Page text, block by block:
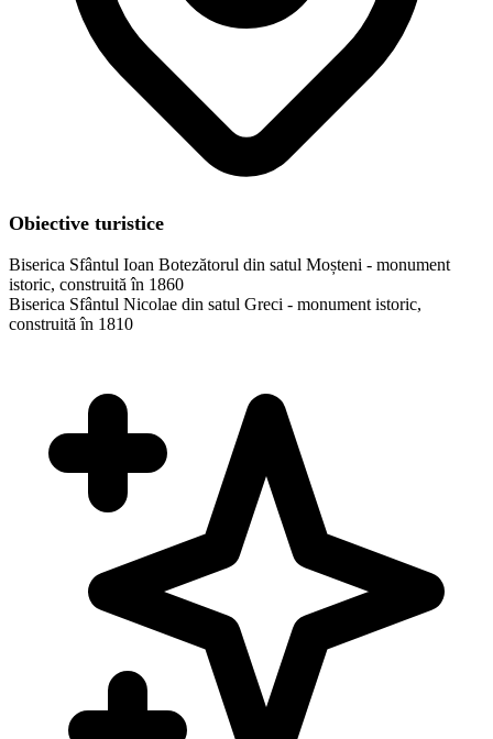
Obiective turistice
Biserica Sfântul Ioan Botezătorul din satul Moșteni - monument
istoric, construită în 1860
Biserica Sfântul Nicolae din satul Greci - monument istoric,
construită în 1810